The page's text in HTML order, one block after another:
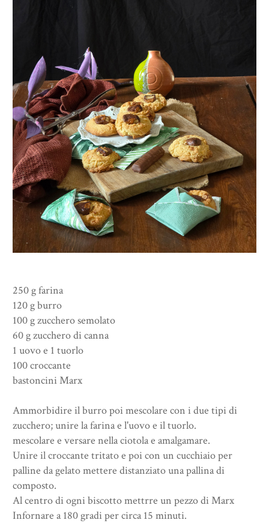
250 g farina
120 g burro
100 g zucchero semolato
60 g zucchero di canna
1 uovo e 1 tuorlo
100 croccante
bastoncini Marx
Ammorbidire il burro poi mescolare con i due tipi di
zucchero; unire la farina e l'uovo e il tuorlo.
mescolare e versare nella ciotola e amalgamare.
Unire il croccante tritato e poi con un cucchiaio per
palline da gelato mettere distanziato una pallina di
composto.
Al centro di ogni biscotto mettrre un pezzo di Marx
Infornare a 180 gradi per circa 15 minuti.